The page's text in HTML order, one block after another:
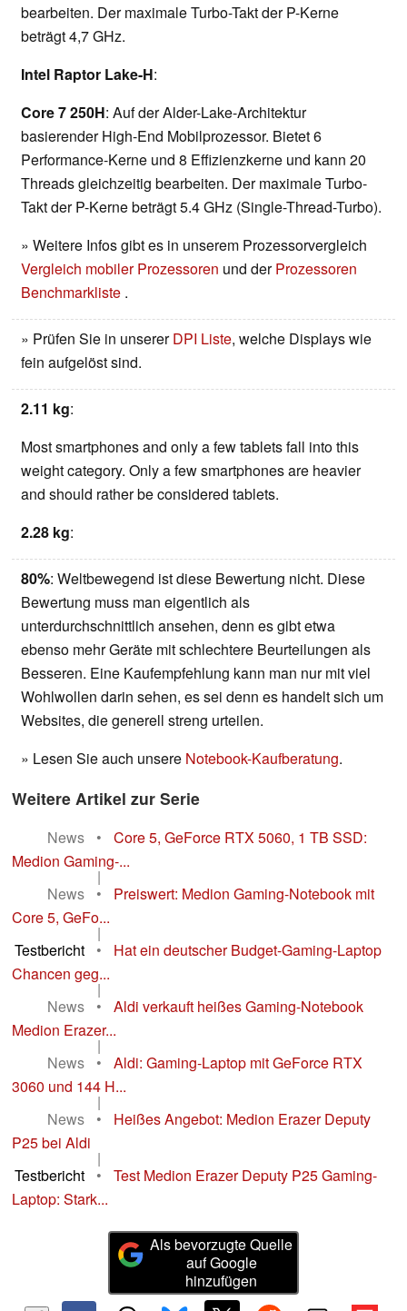
bearbeiten. Der maximale Turbo-Takt der P-Kerne
beträgt 4,7 GHz.
Intel Raptor Lake-H:
Core 7 250H: Auf der Alder-Lake-Architektur
basierender High-End Mobilprozessor. Bietet 6
Performance-Kerne und 8 Effizienzkerne und kann 20
Threads gleichzeitig bearbeiten. Der maximale Turbo-
Takt der P-Kerne beträgt 5.4 GHz (Single-Thread-Turbo).
» Weitere Infos gibt es in unserem Prozessorvergleich
Vergleich mobiler Prozessoren und derProzessoren
Benchmarkliste .
» Prüfen Sie in unsererDPI Liste, welche Displays wie
fein aufgelöst sind.
2.11 kg:
Most smartphones and only a few tablets fall into this
weight category. Only a few smartphones are heavier
and should rather be considered tablets.
2.28 kg:
80%: Weltbewegend ist diese Bewertung nicht. Diese
Bewertung muss man eigentlich als
unterdurchschnittlich ansehen, denn es gibt etwa
ebenso mehr Geräte mit schlechtere Beurteilungen als
Besseren. Eine Kaufempfehlung kann man nur mit viel
Wohlwollen darin sehen, es sei denn es handelt sich um
Websites, die generell streng urteilen.
» Lesen Sie auch unsere Notebook-Kaufberatung.
Weitere Artikel zur Serie
News •
Core 5, GeForce RTX 5060, 1 TB SSD:
Medion Gaming-...
|
News
•
Preiswert: Medion Gaming-Notebook mit
Core 5, GeFo...
|
Testbericht
•
Hat ein deutscher Budget-Gaming-Laptop
Chancen geg...
|
News
•
Aldi verkauft heißes Gaming-Notebook
Medion Erazer...
|
News
•
Aldi: Gaming-Laptop mit GeForce RTX
3060 und 144 H...
|
News
•
Heißes Angebot: Medion Erazer Deputy
P25 bei Aldi
|
Testbericht
•
Test Medion Erazer Deputy P25 Gaming-
Laptop: Stark...
Als bevorzugte Quelle
auf Google
hinzufügen